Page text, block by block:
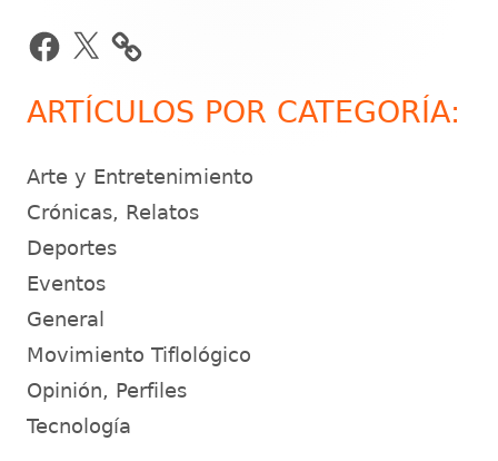
lateral
Facebook
X
ARTÍCULOS POR CATEGORÍA:
Arte y Entretenimiento
Crónicas, Relatos
Deportes
Eventos
General
Movimiento Tiflológico
Opinión, Perfiles
Tecnología